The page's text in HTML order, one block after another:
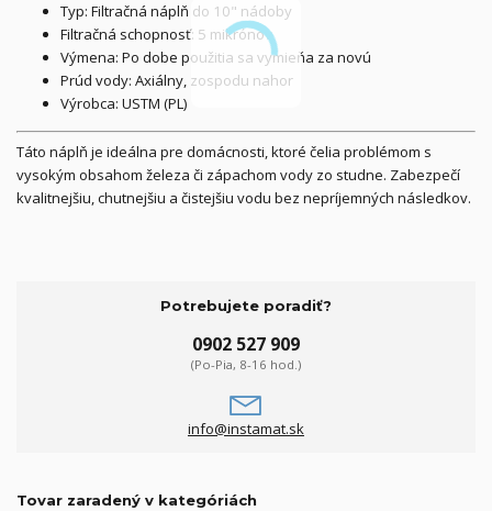
Typ: Filtračná náplň do 10" nádoby
Filtračná schopnosť: 5 mikrónov
Výmena: Po dobe použitia sa vymieňa za novú
Prúd vody: Axiálny, zospodu nahor
Výrobca: USTM (PL)
Táto náplň je ideálna pre domácnosti, ktoré čelia problémom s
vysokým obsahom železa či zápachom vody zo studne. Zabezpečí
kvalitnejšiu, chutnejšiu a čistejšiu vodu bez nepríjemných následkov.
Potrebujete poradiť?
0902 527 909
(Po-Pia, 8-16 hod.)
info@instamat.sk
Tovar zaradený v kategóriách